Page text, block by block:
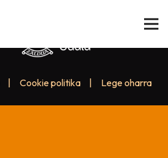
Cookie politika Lege oharra